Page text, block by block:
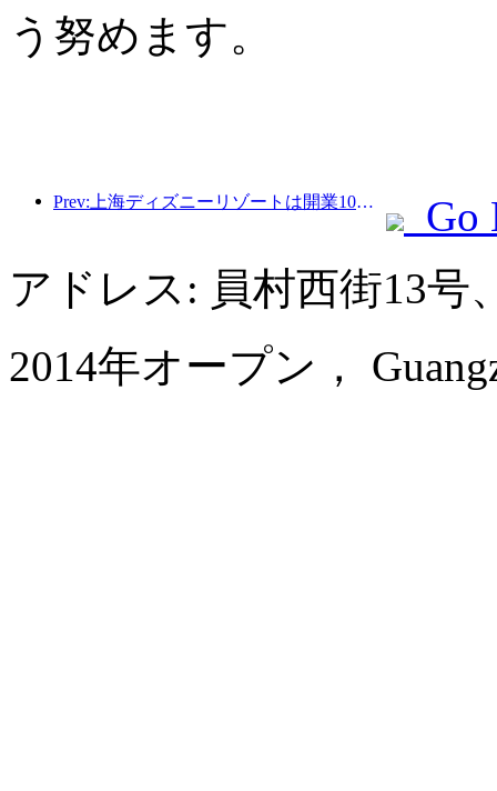
う努めます。
Prev:上海ディズニーリゾートは開業10周年を迎え、これまでに1億人以上の来場者数を記録した。
Go
アドレス: 員村西街13号
2014年オープン，